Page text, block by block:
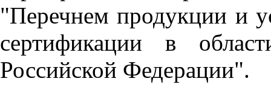
"Перечнем продукции и
сертификации в
Российской Федерации".